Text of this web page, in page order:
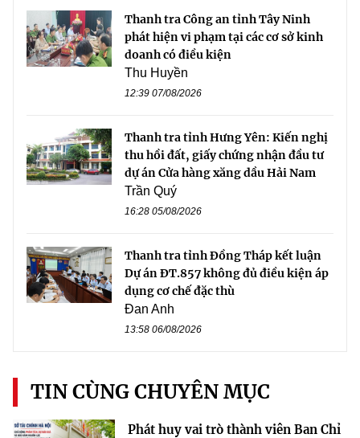
Thanh tra Công an tỉnh Tây Ninh
phát hiện vi phạm tại các cơ sở kinh
doanh có điều kiện
Thu Huyền
12:39 07/08/2026
Thanh tra tỉnh Hưng Yên: Kiến nghị
thu hồi đất, giấy chứng nhận đầu tư
dự án Cửa hàng xăng dầu Hải Nam
Trần Quý
16:28 05/08/2026
Thanh tra tỉnh Đồng Tháp kết luận
Dự án ĐT.857 không đủ điều kiện áp
dụng cơ chế đặc thù
Đan Anh
13:58 06/08/2026
TIN CÙNG CHUYÊN MỤC
Phát huy vai trò thành viên Ban Chỉ